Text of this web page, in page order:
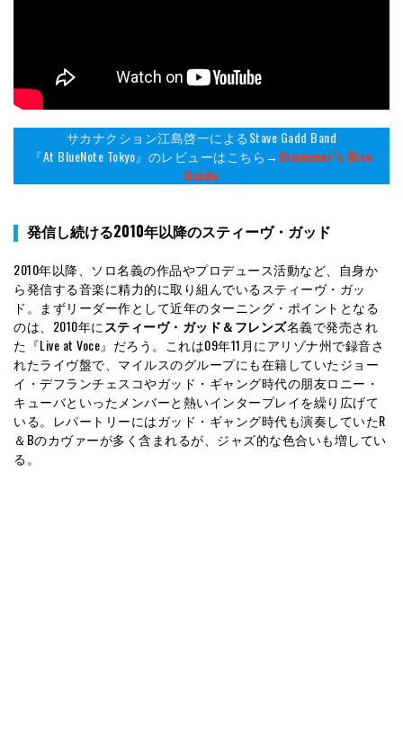
サカナクション江島啓一によるStave Gadd Band
『At BlueNote Tokyo』のレビューはこちら→ Drummer’s Disc
Guide
発信し続ける2010年以降のスティーヴ・ガッド
2010年以降、ソロ名義の作品やプロデュース活動など、自身か
ら発信する音楽に精力的に取り組んでいるスティーヴ・ガッ
ド。まずリーダー作として近年のターニング・ポイントとなる
のは、2010年に スティーヴ・ガッド＆フレンズ名義で発売され
た『Live at Voce』だろう。これは09年11月にアリゾナ州で録音さ
れたライヴ盤で、マイルスのグループにも在籍していたジョー
イ・デフランチェスコやガッド・ギャング時代の朋友ロニー・
キューバといったメンバーと熱いインタープレイを繰り広げて
いる。レパートリーにはガッド・ギャング時代も演奏していたR
＆Bのカヴァーが多く含まれるが、ジャズ的な色合いも増してい
る。